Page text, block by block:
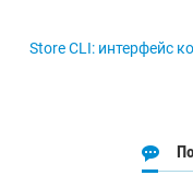
Store CLI: интерфейс